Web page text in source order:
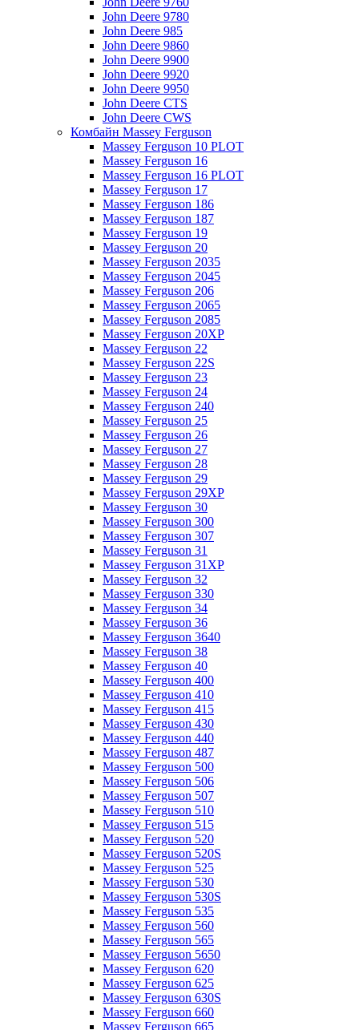
John Deere 9780
John Deere 985
John Deere 9860
John Deere 9900
John Deere 9920
John Deere 9950
John Deere CTS
John Deere CWS
Комбайн Massey Ferguson
Massey Ferguson 10 PLOT
Massey Ferguson 16
Massey Ferguson 16 PLOT
Massey Ferguson 17
Massey Ferguson 186
Massey Ferguson 187
Massey Ferguson 19
Massey Ferguson 20
Massey Ferguson 2035
Massey Ferguson 2045
Massey Ferguson 206
Massey Ferguson 2065
Massey Ferguson 2085
Massey Ferguson 20XP
Massey Ferguson 22
Massey Ferguson 22S
Massey Ferguson 23
Massey Ferguson 24
Massey Ferguson 240
Massey Ferguson 25
Massey Ferguson 26
Massey Ferguson 27
Massey Ferguson 28
Massey Ferguson 29
Massey Ferguson 29XP
Massey Ferguson 30
Massey Ferguson 300
Massey Ferguson 307
Massey Ferguson 31
Massey Ferguson 31XP
Massey Ferguson 32
Massey Ferguson 330
Massey Ferguson 34
Massey Ferguson 36
Massey Ferguson 3640
Massey Ferguson 38
Massey Ferguson 40
Massey Ferguson 400
Massey Ferguson 410
Massey Ferguson 415
Massey Ferguson 430
Massey Ferguson 440
Massey Ferguson 487
Massey Ferguson 500
Massey Ferguson 506
Massey Ferguson 507
Massey Ferguson 510
Massey Ferguson 515
Massey Ferguson 520
Massey Ferguson 520S
Massey Ferguson 525
Massey Ferguson 530
Massey Ferguson 530S
Massey Ferguson 535
Massey Ferguson 560
Massey Ferguson 565
Massey Ferguson 5650
Massey Ferguson 620
Massey Ferguson 625
Massey Ferguson 630S
Massey Ferguson 660
Massey Ferguson 665